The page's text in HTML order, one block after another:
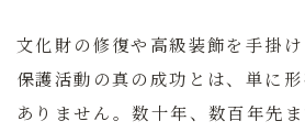
文化財の修復や高級装飾を手掛け
保護活動の真の成功とは、単に
ありません。数十年、数百年先